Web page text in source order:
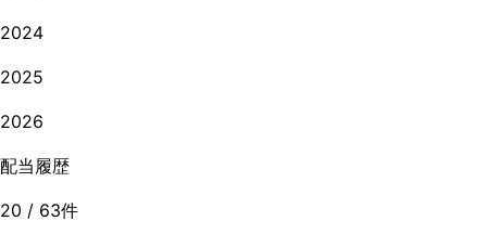
2024
2025
2026
配当履歴
20 / 63件